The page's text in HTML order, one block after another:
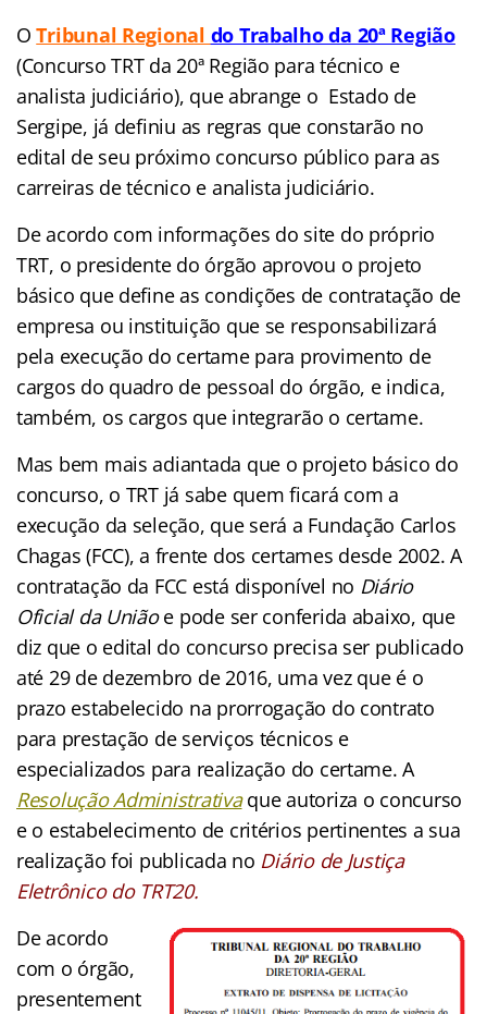
OTribunal Regional do Trabalho da 20ª Região
(Concurso TRT da 20ª Região para técnico e
analista judiciário), que abrange o Estado de
Sergipe, já definiu as regras que constarão no
edital de seu próximo concurso público para as
carreiras de técnico e analista judiciário.
De acordo com informações do site do próprio
TRT, o presidente do órgão aprovou o projeto
básico que define as condições de contratação de
empresa ou instituição que se responsabilizará
pela execução do certame para provimento de
cargos do quadro de pessoal do órgão, e indica,
também, os cargos que integrarão o certame.
Mas bem mais adiantada que o projeto básico do
concurso, o TRT já sabe quem ficará com a
execução da seleção, que será a Fundação Carlos
Chagas (FCC), a frente dos certames desde 2002. A
contratação da FCC está disponível no Diário
Oficial da Uniãoe pode ser conferida abaixo, que
diz que o edital do concurso precisa ser publicado
até 29 de dezembro de 2016, uma vez que é o
prazo estabelecido na prorrogação do contrato
para prestação de serviços técnicos e
especializados para realização do certame. A
Resolução Administrativaque autoriza o concurso
e o estabelecimento de critérios pertinentes a sua
realização foi publicada no Diário de Justiça
Eletrônico do TRT20.
De acordo
com o órgão,
presentement